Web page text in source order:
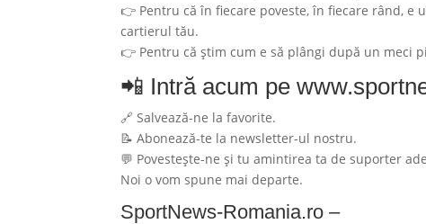
👉 Pentru că în fiecare poveste, în fiecare rând,
cartierul tău.
👉 Pentru că știm cum e să plângi după un meci
📲 Intră acum pe
🔗 Salvează-ne la favorite.
📝 Abonează-te la newsletter-ul nostru.
💬 Povestește-ne și tu amintirea ta de suporter
Noi o vom spune mai departe.
SportNews-Romania.ro –